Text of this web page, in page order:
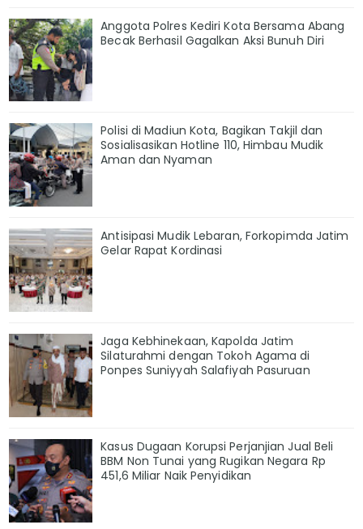
Anggota Polres Kediri Kota Bersama Abang
Becak Berhasil Gagalkan Aksi Bunuh Diri
Polisi di Madiun Kota, Bagikan Takjil dan
Sosialisasikan Hotline 110, Himbau Mudik
Aman dan Nyaman
Antisipasi Mudik Lebaran, Forkopimda Jatim
Gelar Rapat Kordinasi
Jaga Kebhinekaan, Kapolda Jatim
Silaturahmi dengan Tokoh Agama di
Ponpes Suniyyah Salafiyah Pasuruan
Kasus Dugaan Korupsi Perjanjian Jual Beli
BBM Non Tunai yang Rugikan Negara Rp
451,6 Miliar Naik Penyidikan